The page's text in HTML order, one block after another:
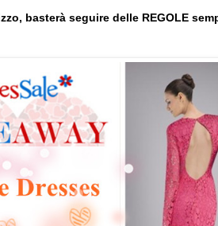
basterà seguire delle REGOLE